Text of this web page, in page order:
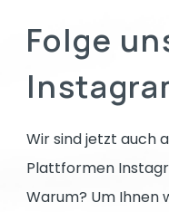
Folge
Wir sind jetzt auch
Plattformen
Warum? Um Ihnen